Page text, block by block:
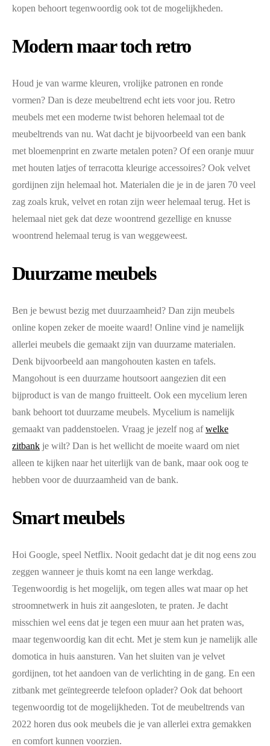
kopen behoort tegenwoordig ook tot de mogelijkheden.
Modern maar toch retro
Houd je van warme kleuren, vrolijke patronen en ronde
vormen? Dan is deze meubeltrend echt iets voor jou. Retro
meubels met een moderne twist behoren helemaal tot de
meubeltrends van nu. Wat dacht je bijvoorbeeld van een bank
met bloemenprint en zwarte metalen poten? Of een oranje muur
met houten latjes of terracotta kleurige accessoires? Ook velvet
gordijnen zijn helemaal hot. Materialen die je in de jaren 70 veel
zag zoals kruk, velvet en rotan zijn weer helemaal terug. Het is
helemaal niet gek dat deze woontrend gezellige en knusse
woontrend helemaal terug is van weggeweest.
Duurzame meubels
Ben je bewust bezig met duurzaamheid? Dan zijn meubels
online kopen zeker de moeite waard! Online vind je namelijk
allerlei meubels die gemaakt zijn van duurzame materialen.
Denk bijvoorbeeld aan mangohouten kasten en tafels.
Mangohout is een duurzame houtsoort aangezien dit een
bijproduct is van de mango fruitteelt. Ook een mycelium leren
bank behoort tot duurzame meubels. Mycelium is namelijk
gemaakt van paddenstoelen. Vraag je jezelf nog afwelke
zitbank je wilt? Dan is het wellicht de moeite waard om niet
alleen te kijken naar het uiterlijk van de bank, maar ook oog te
hebben voor de duurzaamheid van de bank.
Smart meubels
Hoi Google, speel Netflix. Nooit gedacht dat je dit nog eens zou
zeggen wanneer je thuis komt na een lange werkdag.
Tegenwoordig is het mogelijk, om tegen alles wat maar op het
stroomnetwerk in huis zit aangesloten, te praten. Je dacht
misschien wel eens dat je tegen een muur aan het praten was,
maar tegenwoordig kan dit echt. Met je stem kun je namelijk alle
domotica in huis aansturen. Van het sluiten van je velvet
gordijnen, tot het aandoen van de verlichting in de gang. En een
zitbank met geïntegreerde telefoon oplader? Ook dat behoort
tegenwoordig tot de mogelijkheden. Tot de meubeltrends van
2022 horen dus ook meubels die je van allerlei extra gemakken
en comfort kunnen voorzien.